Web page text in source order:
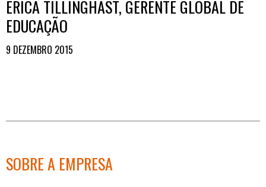
ERICA TILLINGHAST, GERENTE GLOBAL DE
EDUCAÇÃO
9 DEZEMBRO 2015
SOBRE A EMPRESA